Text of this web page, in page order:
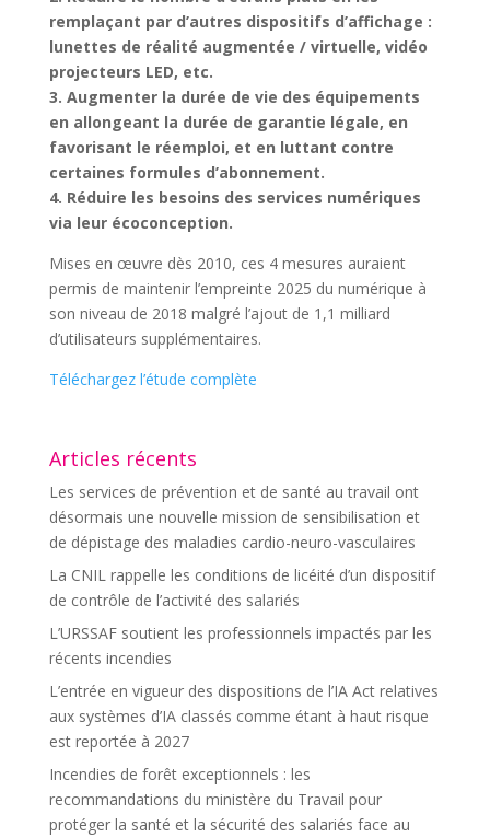
remplaçant par d’autres dispositifs d’affichage :
lunettes de réalité augmentée / virtuelle, vidéo
projecteurs LED, etc.
3. Augmenter la durée de vie des équipements
en allongeant la durée de garantie légale, en
favorisant le réemploi, et en luttant contre
certaines formules d’abonnement.
4. Réduire les besoins des services numériques
via leur écoconception.
Mises en œuvre dès 2010, ces 4 mesures auraient
permis de maintenir l’empreinte 2025 du numérique à
son niveau de 2018 malgré l’ajout de 1,1 milliard
d’utilisateurs supplémentaires.
Téléchargez l’étude complète
Articles récents
Les services de prévention et de santé au travail ont
désormais une nouvelle mission de sensibilisation et
de dépistage des maladies cardio-neuro-vasculaires
La CNIL rappelle les conditions de licéité d’un dispositif
de contrôle de l’activité des salariés
L’URSSAF soutient les professionnels impactés par les
récents incendies
L’entrée en vigueur des dispositions de l’IA Act relatives
aux systèmes d’IA classés comme étant à haut risque
est reportée à 2027
Incendies de forêt exceptionnels : les
recommandations du ministère du Travail pour
protéger la santé et la sécurité des salariés face au